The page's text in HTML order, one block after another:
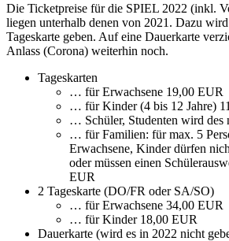
Die Ticketpreise für die SPIEL 2022 (inkl.
liegen unterhalb denen von 2021. Dazu
Tageskarte geben. Auf eine Dauerkarte
Anlass (Corona) weiterhin noch.
Tageskarten
… für Erwachsene 19,00 EUR
… für Kinder (4 bis 12 Jahre)
… Schüler, Studenten wird des
… für Familien: für max. 5
Erwachsene, Kinder dürfen
oder müssen einen
EUR
2 Tageskarte (DO/FR oder SA/SO)
… für Erwachsene 34,00 EUR
… für Kinder 18,00 EUR
Dauerkarte (wird es in 2022 nicht